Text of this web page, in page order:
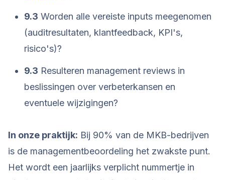
9.3 Worden alle vereiste inputs meegenomen
(auditresultaten, klantfeedback, KPI's,
risico's)?
9.3 Resulteren management reviews in
beslissingen over verbeterkansen en
eventuele wijzigingen?
In onze praktijk: Bij 90% van de MKB-bedrijven
is de managementbeoordeling het zwakste punt.
Het wordt een jaarlijks verplicht nummertje in